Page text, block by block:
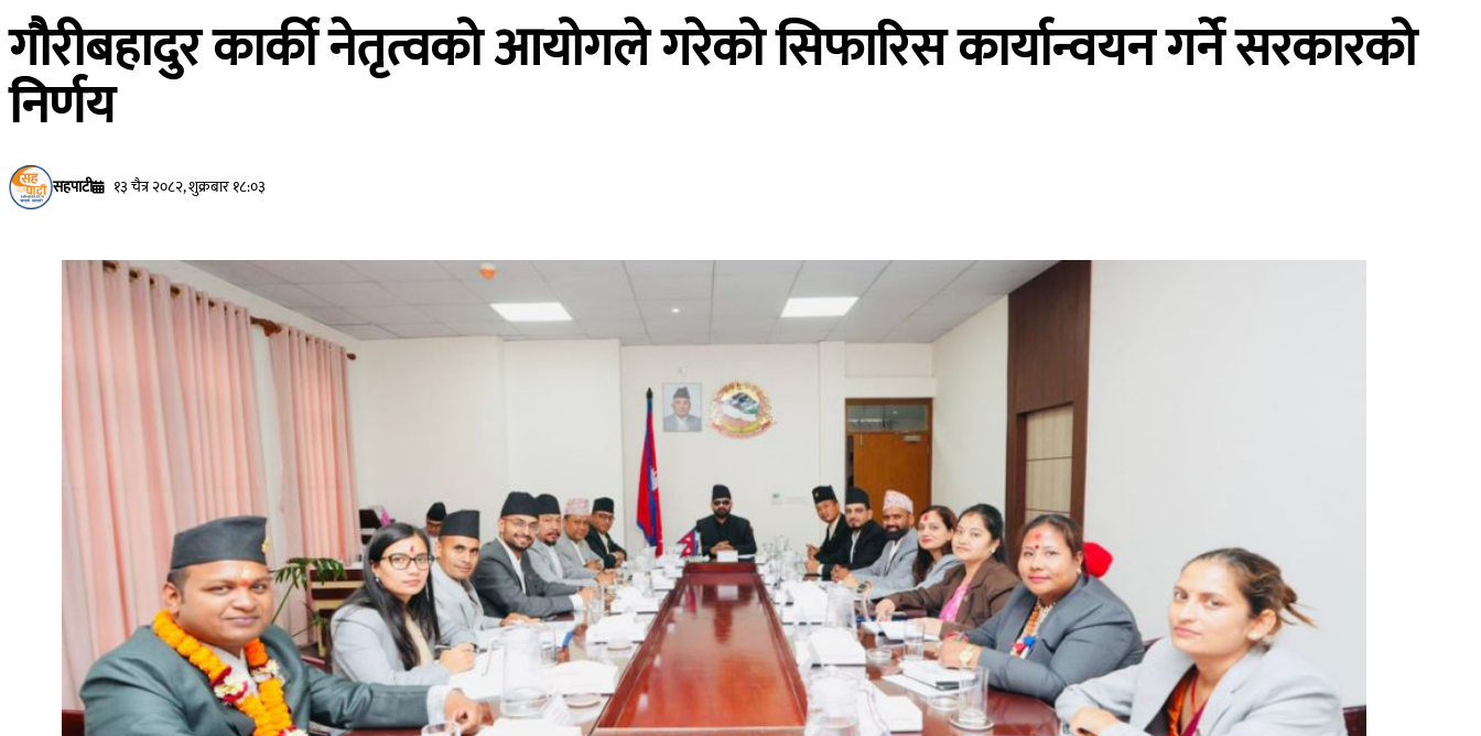
गौरीबहादुर कार्की नेतृत्वको आयोगले गरेको सिफारिस कार्यान्वयन गर्ने सरकारको
निर्णय
सहपाटी १३ चैत्र २०८२, शुक्रबार १८:०३